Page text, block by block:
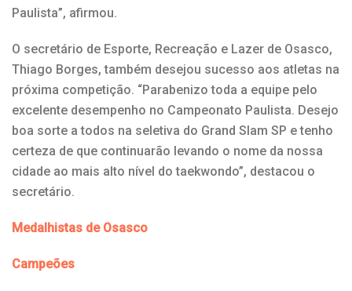
Paulista”, afirmou.
O secretário de Esporte, Recreação e Lazer de Osasco,
Thiago Borges, também desejou sucesso aos atletas na
próxima competição. “Parabenizo toda a equipe pelo
excelente desempenho no Campeonato Paulista. Desejo
boa sorte a todos na seletiva do Grand Slam SP e tenho
certeza de que continuarão levando o nome da nossa
cidade ao mais alto nível do taekwondo”, destacou o
secretário.
Medalhistas de Osasco
Campeões